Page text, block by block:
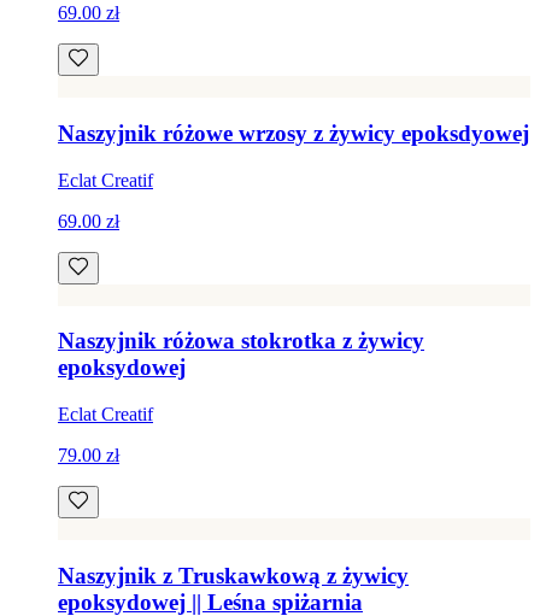
69.00 zł
Naszyjnik różowe wrzosy z żywicy epoksdyowej
Eclat Creatif
69.00 zł
Naszyjnik różowa stokrotka z żywicy
epoksydowej
Eclat Creatif
79.00 zł
Naszyjnik z Truskawkową z żywicy
epoksydowej || Leśna spiżarnia